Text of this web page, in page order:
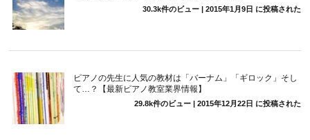
30.3k件のビュー| 2015年1月9日 に投稿された
ピアノの先生に人気の教材は「バーナム」「ギロック」そし
て…？【最新ピアノ教室業界情報】
29.8k件のビュー| 2015年12月22日 に投稿された